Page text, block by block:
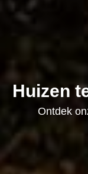
Huizen
Ontdek